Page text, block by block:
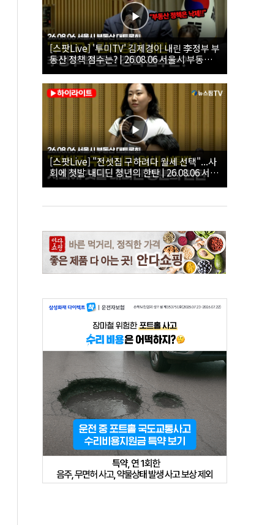
[스팟Live] '투미TV' 김제경이 내린 李정부 부
동산 정책 점수는? | 26.08.06 서울시 부동산
대토론회
[스팟Live] "전셋집 구하려다 월세 선택"...사
회에 첫발 내디딘 청년의 한탄 | 26.08.06 서울
시 부동산 대토론회